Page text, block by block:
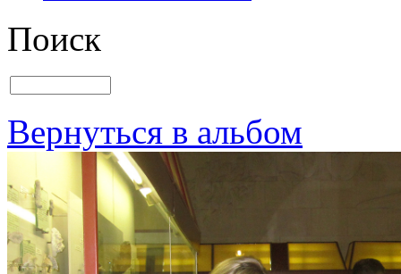
Поиск
Вернуться в альбом